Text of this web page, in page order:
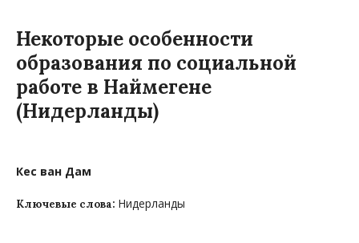
Некоторые особенности
образования по социальной
работе в Наймегене
(Нидерланды)
Кес ван Дам
Ключевые слова: Нидерланды